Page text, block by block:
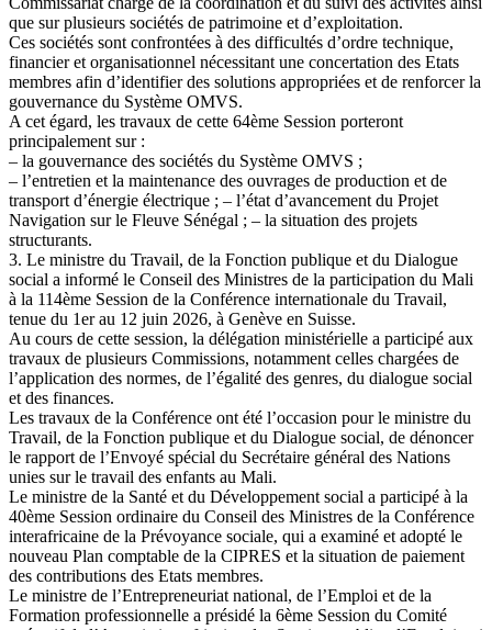
que sur plusieurs sociétés de patrimoine et d’exploitation.
Ces sociétés sont confrontées à des difficultés d’ordre technique,
financier et organisationnel nécessitant une concertation des Etats
membres afin d’identifier des solutions appropriées et de renforcer la
gouvernance du Système OMVS.
A cet égard, les travaux de cette 64ème Session porteront
principalement sur :
– la gouvernance des sociétés du Système OMVS ;
– l’entretien et la maintenance des ouvrages de production et de
transport d’énergie électrique ; – l’état d’avancement du Projet
Navigation sur le Fleuve Sénégal ; – la situation des projets
structurants.
3. Le ministre du Travail, de la Fonction publique et du Dialogue
social a informé le Conseil des Ministres de la participation du Mali
à la 114ème Session de la Conférence internationale du Travail,
tenue du 1er au 12 juin 2026, à Genève en Suisse.
Au cours de cette session, la délégation ministérielle a participé aux
travaux de plusieurs Commissions, notamment celles chargées de
l’application des normes, de l’égalité des genres, du dialogue social
et des finances.
Les travaux de la Conférence ont été l’occasion pour le ministre du
Travail, de la Fonction publique et du Dialogue social, de dénoncer
le rapport de l’Envoyé spécial du Secrétaire général des Nations
unies sur le travail des enfants au Mali.
Le ministre de la Santé et du Développement social a participé à la
40ème Session ordinaire du Conseil des Ministres de la Conférence
interafricaine de la Prévoyance sociale, qui a examiné et adopté le
nouveau Plan comptable de la CIPRES et la situation de paiement
des contributions des Etats membres.
Le ministre de l’Entrepreneuriat national, de l’Emploi et de la
Formation professionnelle a présidé la 6ème Session du Comité